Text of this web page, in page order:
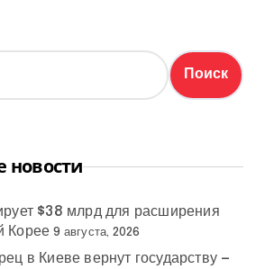
новости
$38 млрд для расширения
Корее 9 августа, 2026
в Киеве вернут государству —